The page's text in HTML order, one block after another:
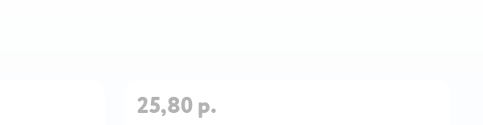
25,80 р.